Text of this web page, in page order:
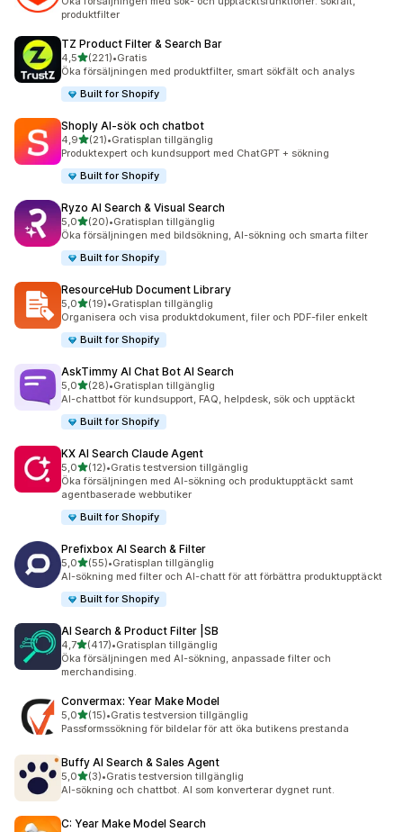
produktfilter
TZ Product Filter & Search Bar
4,5av 5 stjärnor
(221)
221 recensioner totalt
•Gratis
Öka försäljningen med produktfilter, smart sökfält och analys
Built for Shopify
Shoply AI‑sök och chatbot
4,9av 5 stjärnor
(21)
21 recensioner totalt
•Gratisplan tillgänglig
Produktexpert och kundsupport med ChatGPT + sökning
Built for Shopify
Ryzo AI Search & Visual Search
5,0av 5 stjärnor
(20)
20 recensioner totalt
•Gratisplan tillgänglig
Öka försäljningen med bildsökning, AI-sökning och smarta filter
Built for Shopify
ResourceHub Document Library
5,0av 5 stjärnor
(19)
19 recensioner totalt
•Gratisplan tillgänglig
Organisera och visa produktdokument, filer och PDF-filer enkelt
Built for Shopify
AskTimmy AI Chat Bot AI Search
5,0av 5 stjärnor
(28)
28 recensioner totalt
•Gratisplan tillgänglig
AI-chattbot för kundsupport, FAQ, helpdesk, sök och upptäckt
Built for Shopify
KX AI Search Claude Agent
5,0av 5 stjärnor
(12)
12 recensioner totalt
•Gratis testversion tillgänglig
Öka försäljningen med AI-sökning och produktupptäckt samt
agentbaserade webbutiker
Built for Shopify
Prefixbox AI Search & Filter
5,0av 5 stjärnor
(55)
55 recensioner totalt
•Gratisplan tillgänglig
AI-sökning med filter och AI-chatt för att förbättra produktupptäckt
Built for Shopify
AI Search & Product Filter |SB
4,7av 5 stjärnor
(417)
417 recensioner totalt
•Gratisplan tillgänglig
Öka försäljningen med AI-sökning, anpassade filter och
merchandising.
Convermax: Year Make Model
5,0av 5 stjärnor
(15)
15 recensioner totalt
•Gratis testversion tillgänglig
Passformssökning för bildelar för att öka butikens prestanda
Buffy AI Search & Sales Agent
5,0av 5 stjärnor
(3)
3 recensioner totalt
•Gratis testversion tillgänglig
AI-sökning och chattbot. AI som konverterar dygnet runt.
C: Year Make Model Search